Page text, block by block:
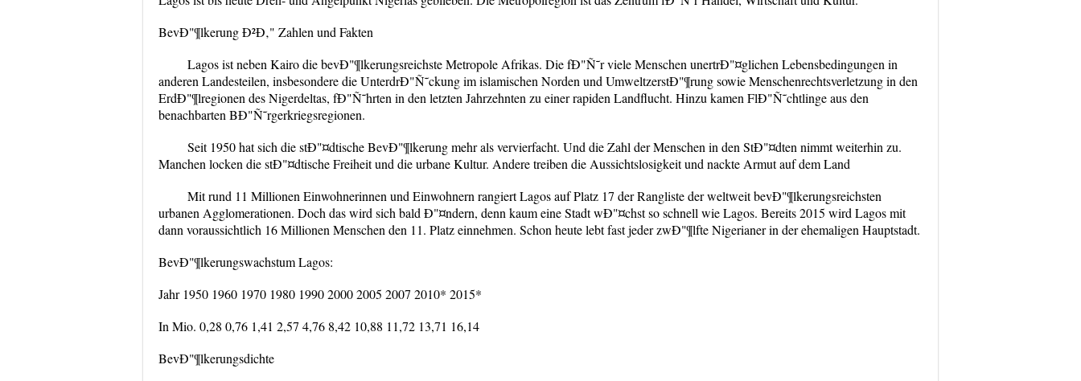
BevÐ"¶lkerung Ð²Ð‚" Zahlen und Fakten
Lagos ist neben Kairo die bevÐ"¶lkerungsreichste Metropole Afrikas. Die fÐ"Ñ˜r viele Menschen unertrÐ"¤glichen Lebensbedingungen in
anderen Landesteilen, insbesondere die UnterdrÐ"Ñ˜ckung im islamischen Norden und UmweltzerstÐ"¶rung sowie Menschenrechtsverletzung in den
ErdÐ"¶lregionen des Nigerdeltas, fÐ"Ñ˜hrten in den letzten Jahrzehnten zu einer rapiden Landflucht. Hinzu kamen FlÐ"Ñ˜chtlinge aus den
benachbarten BÐ"Ñ˜rgerkriegsregionen.
Seit 1950 hat sich die stÐ"¤dtische BevÐ"¶lkerung mehr als vervierfacht. Und die Zahl der Menschen in den StÐ"¤dten nimmt weiterhin zu.
Manchen locken die stÐ"¤dtische Freiheit und die urbane Kultur. Andere treiben die Aussichtslosigkeit und nackte Armut auf dem Land
Mit rund 11 Millionen Einwohnerinnen und Einwohnern rangiert Lagos auf Platz 17 der Rangliste der weltweit bevÐ"¶lkerungsreichsten
urbanen Agglomerationen. Doch das wird sich bald Ð"¤ndern, denn kaum eine Stadt wÐ"¤chst so schnell wie Lagos. Bereits 2015 wird Lagos mit
dann voraussichtlich 16 Millionen Menschen den 11. Platz einnehmen. Schon heute lebt fast jeder zwÐ"¶lfte Nigerianer in der ehemaligen Hauptstadt.
BevÐ"¶lkerungswachstum Lagos:
Jahr 1950 1960 1970 1980 1990 2000 2005 2007 2010* 2015*
In Mio. 0,28 0,76 1,41 2,57 4,76 8,42 10,88 11,72 13,71 16,14
BevÐ"¶lkerungsdichte